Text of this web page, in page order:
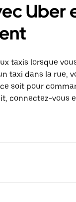
Uber
taxis lorsque
taxi dans la rue,
soit pour
connectez-vous